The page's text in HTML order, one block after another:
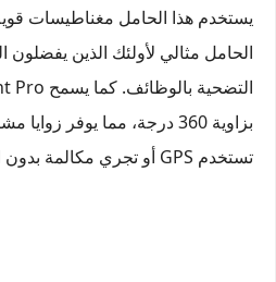
يستخدم هذا الحامل مغناطيسات
الحامل مثالي لأولئك الذين
بزاوية 360 درجة، مما يوفر
تستخدم GPS أو تجري مكالمة بدون استخدام اليدين،،